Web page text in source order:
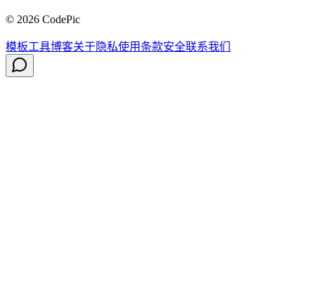
© 2026 CodePic
模板工具博客关于隐私使用条款安全联系我们